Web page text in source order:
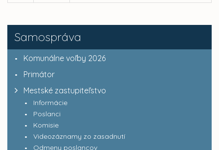
Samospráva
Komunálne voľby 2026
Primátor
Mestské zastupiteľstvo
Informácie
Poslanci
Komisie
Videozáznamy zo zasadnutí
Odmeny poslancov